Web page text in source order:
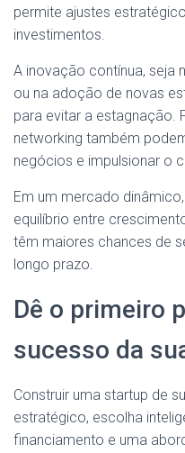
permite ajustes
investimentos.
A inovação contínua, seja
ou na adoção de novas
para evitar a estagnação.
networking também
negócios e impulsionar o
Em um mercado
equilíbrio entre
têm maiores chances de
longo prazo.
Dê o primeiro
sucesso da
Construir uma startup de
estratégico, escolha
financiamento e uma